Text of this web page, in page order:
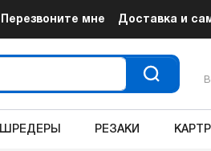
Перезвоните мне Доставка и
ШРЕДЕРЫ РЕЗАКИ